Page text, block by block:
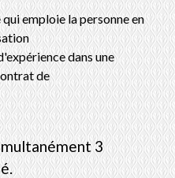
emploie la personne en
dans une
de
3